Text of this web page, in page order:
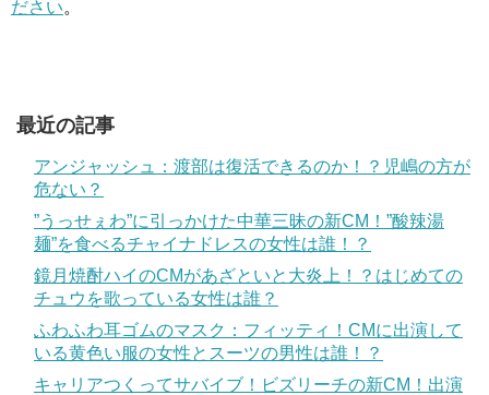
ださい。
最近の記事
アンジャッシュ：渡部は復活できるのか！？児嶋の方が
危ない？
”うっせぇわ”に引っかけた中華三昧の新CM！”酸辣湯
麺”を食べるチャイナドレスの女性は誰！？
鏡月焼酎ハイのCMがあざといと大炎上！？はじめての
チュウを歌っている女性は誰？
ふわふわ耳ゴムのマスク：フィッティ！CMに出演して
いる黄色い服の女性とスーツの男性は誰！？
キャリアつくってサバイブ！ビズリーチの新CM！出演